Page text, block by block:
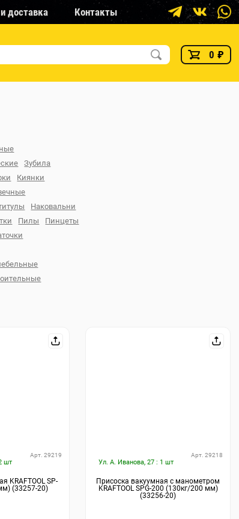
доставка Контакты
0 ₽
Зубила
Киянки
Наковальни
Пилы
Пинцеты
шт
Арт. 29219
KRAFTOOL SP-
(33257-20)
Ул. А. Иванова, 27 : 1 шт
Арт. 29218
Присоска вакуумная с манометром
KRAFTOOL SPG-200 (130кг/200 мм)
(33256-20)